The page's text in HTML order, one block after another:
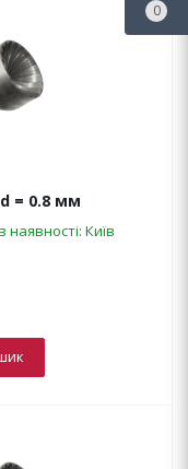
d = 0.8 мм
наявності: Київ
0